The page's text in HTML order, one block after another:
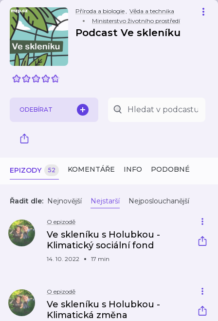
Příroda a biologie, Věda a technika
Ministerstvo životního prostředí
Podcast Ve skleníku
ODEBÍRAT
EPIZODY 52 KOMENTÁŘE INFO PODOBNÉ
Řadit dle: Nejnovější Nejstarší Nejposlouchanější
O epizodě
Ve skleníku s Holubkou -
Klimatický sociální fond
14. 10. 2022 17 min
O epizodě
Ve skleníku s Holubkou -
Klimatická změna